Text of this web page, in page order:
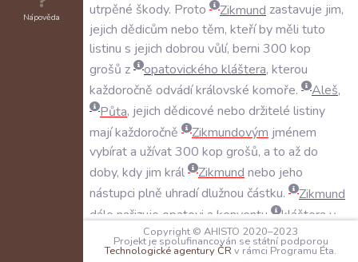
Nápověda
utrpěné škody. Proto Zikmund zastavuje jim,
jejich dědicům nebo těm, kteříbyměli tuto
listinu s jejich dobrou vůlí, berni 300 kop
grošů z opatovického kláštera, kterou
každoročně odvádíkrálovské komoře. Aleš,
Půta, jejich dědicové nebo držitelé listiny
majíkaždoročně Zikmundovým jménem
vybírata užívat300 kop grošů, a to aždo
doby, kdy jim král Zikmund nebo jeho
nástupci plně uhradídlužnou částku.
Zikmund
dálenařizujeopatoviakonventu klášterav
Opatovicích nebojejichnástupcům,aby
Alešovi, Půtovinebojejich dědicům
Copyright © AHISTO 2020–2023
Projekt je spolufinancován se státní podporou
Technologické agentury ČR v rámci Programu Éta.